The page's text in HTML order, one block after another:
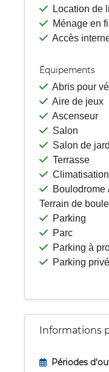
Location de
Ménage en
Accès
Équipements
Abris pour
Aire de jeux
Ascenseur
Salon
Salon de
Terrasse
Climatisation
Boulodrome
Terrain de
Parking
Parc
Parking à
Parking privé
Informations
Périodes